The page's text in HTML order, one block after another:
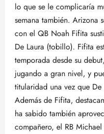
lo que se le complicaría
semana también. Arizona
con el QB Noah Fifita
De Laura (tobillo). Fifita
temporada desde su
jugando a gran nivel, y
titularidad una vez que
Además de Fifita,
ha sabido también
compañero, el RB